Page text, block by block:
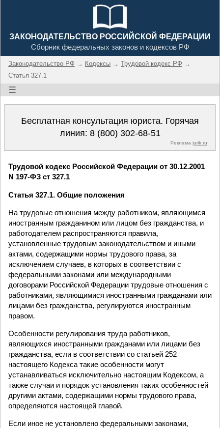
ЗАКОНОДАТЕЛЬСТВО РОССИЙСКОЙ ФЕДЕРАЦИИ
Сборник федеральных законов и кодексов РФ
Законодательство РФ → Кодексы → Трудовой кодекс РФ →
Статья 327.1
☰
Бесплатная консультация юриста. Горячая
линия: 8 (800) 302-68-51
Реклама jurik.ru
Трудовой кодекс Российской Федерации от 30.12.2001
N 197-ФЗ ст 327.1
Статья 327.1. Общие положения
На трудовые отношения между работником, являющимся
иностранным гражданином или лицом без гражданства, и
работодателем распространяются правила,
установленные трудовым законодательством и иными
актами, содержащими нормы трудового права, за
исключением случаев, в которых в соответствии с
федеральными законами или международными
договорами Российской Федерации трудовые отношения с
работниками, являющимися иностранными гражданами или
лицами без гражданства, регулируются иностранным
правом.
Особенности регулирования труда работников,
являющихся иностранными гражданами или лицами без
гражданства, если в соответствии со статьей 252
настоящего Кодекса такие особенности могут
устанавливаться исключительно настоящим Кодексом, а
также случаи и порядок установления таких особенностей
другими актами, содержащими нормы трудового права,
определяются настоящей главой.
Если иное не установлено федеральными законами,